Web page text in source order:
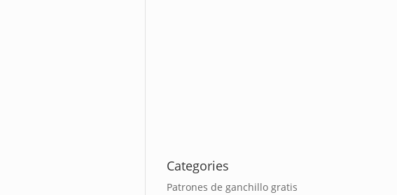
Categories
Patrones de ganchillo gratis